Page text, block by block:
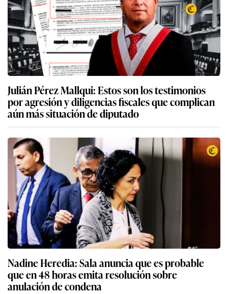
Julián Pérez Mallqui: Estos son los testimonios
por agresión y diligencias fiscales que complican
aún más situación de diputado
Nadine Heredia: Sala anuncia que es probable
que en 48 horas emita resolución sobre
anulación de condena